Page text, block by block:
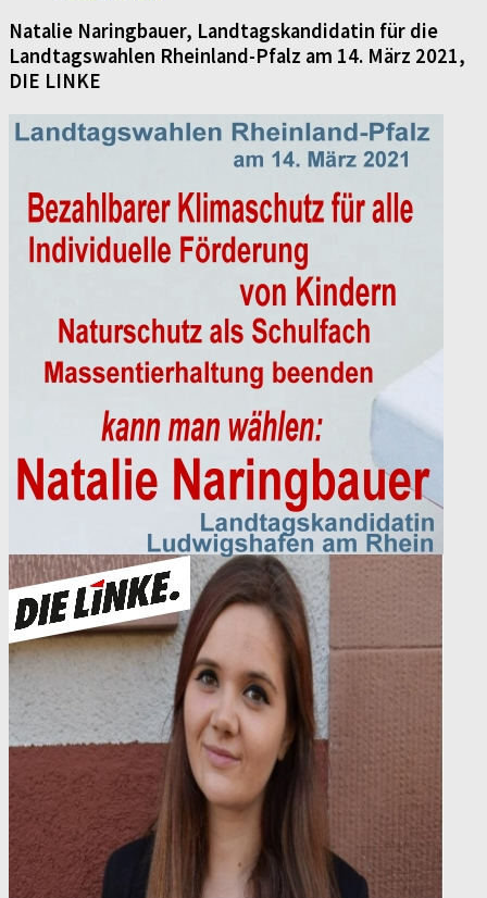
Natalie Naringbauer, Landtagskandidatin für die
Landtagswahlen Rheinland-Pfalz am 14. März 2021,
DIE LINKE